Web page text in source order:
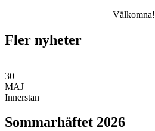
Välkomna!
Fler nyheter
30
MAJ
Innerstan
Sommarhäftet 2026